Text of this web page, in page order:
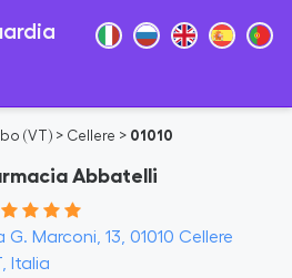
(VT) > Cellere > 01010
Abbatelli
G. Marconi, 13, 01010 Cellere
Italia